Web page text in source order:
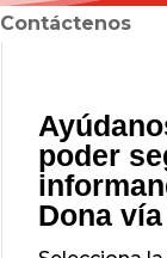
Contáctenos
poder
Dona